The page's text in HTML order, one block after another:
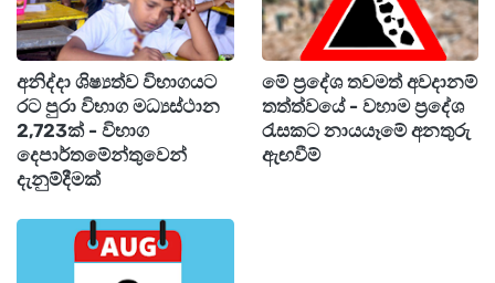
20කට වඩා වැඩි පිරිසක් මේ රෝගයට ගොදුරු වෙලා
අවසන්. ඒ විතරක් නෙමෙයි, දරුණු තත්ත්වය නිසා
රෝහල්ගත කරපු පිරිස 270,000ක්. හැමෝම
තිගැස්මට පත් කරන පුවත තමයි මේ වෙද්දී 11,000ක්
දෙනා මේ ලොවෙන් සමුගෙන තියෙන එක.
සෞඛ්‍ය අංශ පවසන විදිහට මේක සාමාන්‍ය
තත්ත්වයක් නෙමෙයි. 2010-2011 අවුරුදුවලින්
අනිද්දා ශිෂ්‍යත්ව විභාගයට
රට පුරා විභාග මධ්‍යස්ථාන
2,723ක් - විභාග
දෙපාර්තමේන්තුවෙන්
දැනුම්දීමක්
මේ ප්‍රදේශ තවමත් අවදානම්
තත්ත්වයේ - වහාම ප්‍රදේශ
රැසකට නායයෑමේ අනතුරු
ඇඟවීම්